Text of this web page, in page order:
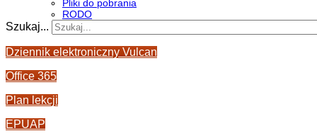
Pliki do pobrania
RODO
Szukaj...
Dziennik elektroniczny Vulcan
Office 365
Plan lekcji
EPUAP